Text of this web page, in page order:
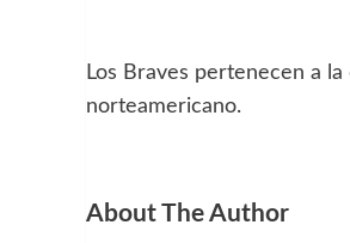
Los Braves pertenecen a
norteamericano.
About The Author